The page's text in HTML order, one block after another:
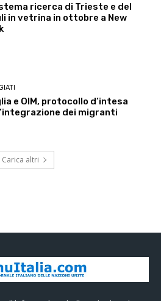
ricerca di Trieste e del
in vetrina in ottobre a New
e OIM, protocollo d’intesa
dei migranti
Carica altri